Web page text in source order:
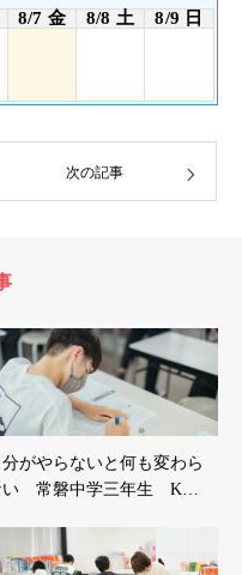
8/7 金 8/8 土 8/9 日
次の記事
分がやらないと何も変わら
い 常磐中学三年生 K…